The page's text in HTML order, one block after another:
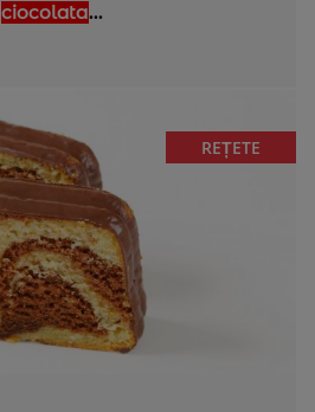
ciocolata...
REȚETE